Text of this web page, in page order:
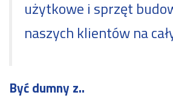
użytkowe i sprzęt
naszych klientów na
Być dumny z..